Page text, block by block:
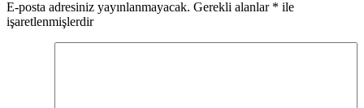
E-posta adresiniz yayınlanmayacak. Gerekli alanlar * ile
işaretlenmişlerdir